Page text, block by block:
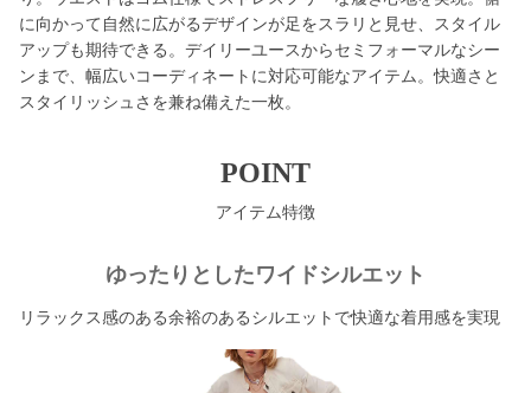
に向かって自然に広がるデザインが足をスラリと見せ、スタイル
アップも期待できる。デイリーユースからセミフォーマルなシー
ンまで、幅広いコーディネートに対応可能なアイテム。快適さと
スタイリッシュさを兼ね備えた一枚。
POINT
アイテム特徴
ゆったりとしたワイドシルエット
リラックス感のある余裕のあるシルエットで快適な着用感を実現